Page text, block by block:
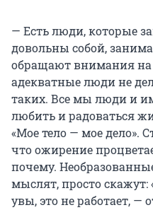
— Есть люди, которые
довольны собой,
обращают внимания на
адекватные люди не
таких. Все мы люди и
любить и радоваться
«Мое тело — мое дело».
что ожирение
почему.
мыслят, просто
увы, это не работает, —